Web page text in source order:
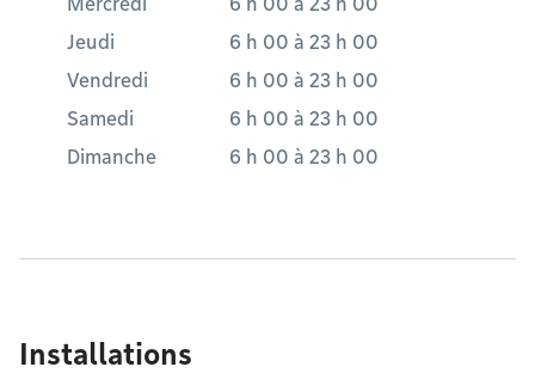
Jeudi
6 h 00 à 23 h 00
Vendredi
6 h 00 à 23 h 00
Samedi
6 h 00 à 23 h 00
Dimanche
6 h 00 à 23 h 00
Installations